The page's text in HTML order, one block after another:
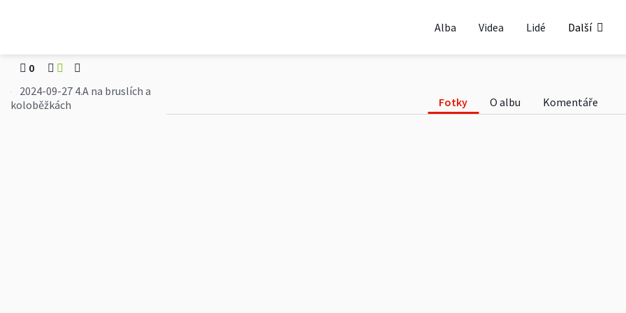
Alba Videa Lidé Další
2024-09-27 4.A na bruslích a koloběžkách
0
2024-09-27 4.A na bruslích a
koloběžkách
Fotky O albu Komentáře